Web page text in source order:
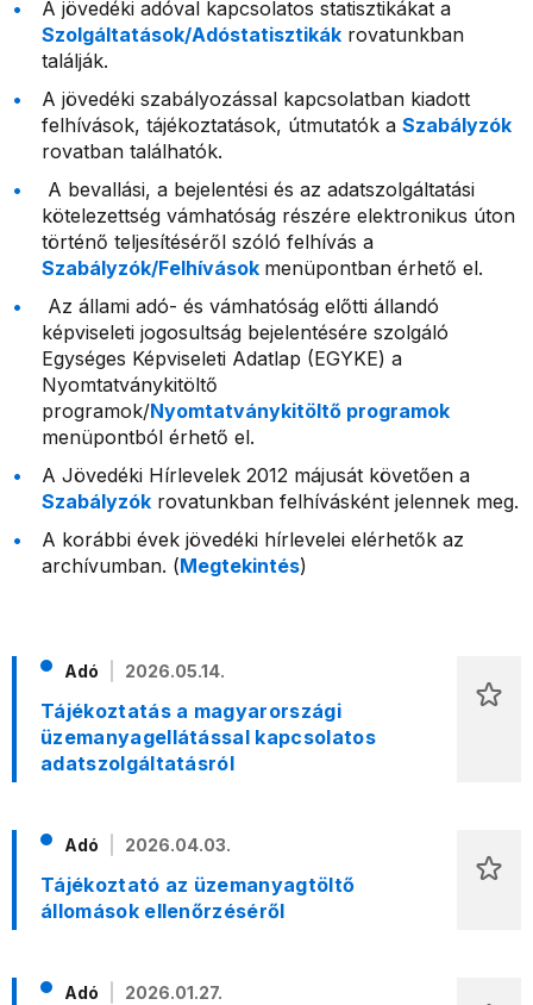
A jövedéki adóval kapcsolatos statisztikákat a
Szolgáltatások/Adóstatisztikák rovatunkban
találják.
A jövedéki szabályozással kapcsolatban kiadott
felhívások, tájékoztatások, útmutatók a Szabályzók
rovatban találhatók.
A bevallási, a bejelentési és az adatszolgáltatási
kötelezettség vámhatóság részére elektronikus úton
történő teljesítéséről szóló felhívás a
Szabályzók/Felhívások menüpontban érhető el.
Az állami adó- és vámhatóság előtti állandó
képviseleti jogosultság bejelentésére szolgáló
Egységes Képviseleti Adatlap (EGYKE) a
Nyomtatványkitöltő
programok/Nyomtatványkitöltő programok
menüpontból érhető el.
A Jövedéki Hírlevelek 2012 májusát követően a
Szabályzók rovatunkban felhívásként jelennek meg.
A korábbi évek jövedéki hírlevelei elérhetők az
archívumban. (Megtekintés)
Adó 2026.05.14.
Tájékoztatás a magyarországi
üzemanyagellátással kapcsolatos
adatszolgáltatásról
Adó 2026.04.03.
Tájékoztató az üzemanyagtöltő
állomások ellenőrzéséről
Adó 2026.01.27.